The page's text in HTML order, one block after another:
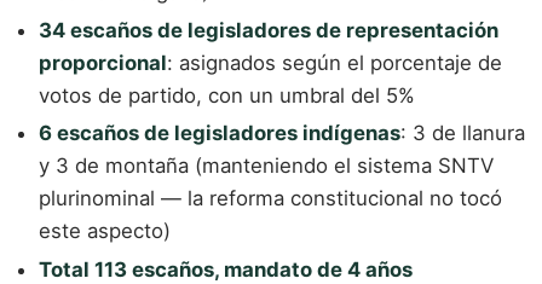
34 escaños de legisladores de representación
proporcional: asignados según el porcentaje de
votos de partido, con un umbral del 5%
6 escaños de legisladores indígenas: 3 de llanura
y 3 de montaña (manteniendo el sistema SNTV
plurinominal — la reforma constitucional no tocó
este aspecto)
Total 113 escaños, mandato de 4 años